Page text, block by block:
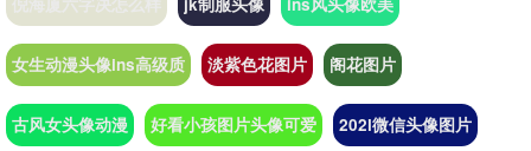
女生动漫头像ins高级质 淡紫色花图片 阁花图片
古风女头像动漫 好看小孩图片头像可爱 202l微信头像图片